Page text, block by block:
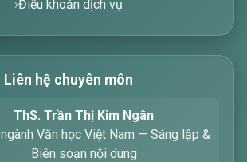
viết về văn học. Hãy nhập từ
tâm, tôi sẽ giúp bạn ngay
Điều khoản dịch vụ
Liên hệ chuyên môn
ThS. Trần Thị Kim Ngân
Văn học Việt Nam — Sáng lập &
Biên soạn nội dung